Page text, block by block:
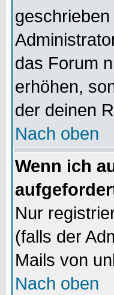
das Forum
erhöhen,
der deinen
Nach oben
Wenn ich
Nur
(falls der
Mails von
Nach oben